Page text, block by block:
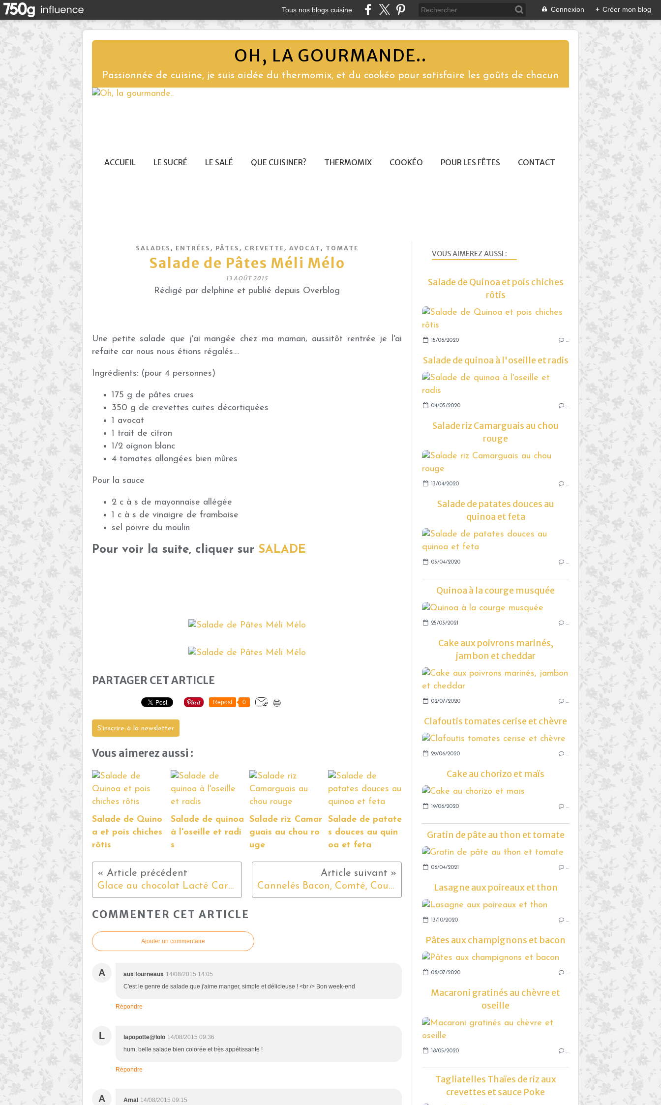
Tous nos blogs cuisine Connexion + Créer mon blog
OH, LA GOURMANDE..
Passionnée de cuisine, je suis aidée du thermomix, et du cookéo pour satisfaire les goûts de chacun
ACCUEIL LE SUCRÉ LE SALÉ QUE CUISINER? THERMOMIX COOKÉO POUR LES FÊTES CONTACT
SALADES , ENTRÉES , PÂTES , CREVETTE, AVOCAT , TOMATE
Salade de Pâtes Méli Mélo
13 AOÛT 2015
Rédigé par delphine et publié depuis Overblog
Une petite salade que j'ai mangée chez ma maman, aussitôt rentrée je l'ai
refaite car nous nous étions régalés....
Ingrédients: (pour 4 personnes)
175 g de pâtes crues
350 g de crevettes cuites décortiquées
1 avocat
1 trait de citron
1/2 oignon blanc
4 tomates allongées bien mûres
Pour la sauce
2 c à s de mayonnaise allégée
1 c à s de vinaigre de framboise
sel poivre du moulin
Pour voir la suite, cliquer sur SALADE
PARTAGER CET ARTICLE
Repost 0
S'inscrire à la newsletter
Vous aimerez aussi :
Salade de Quino
a et pois chiches
rôtis
Salade de quinoa
à l'oseille et radi
s
Salade riz Camar
guais au chou ro
uge
Salade de patate
s douces au quin
oa et feta
Glace au chocolat Lacté Caramel Cannelés Bacon, Comté, Courgettes
COMMENTER CET ARTICLE
Ajouter un commentaire
A aux fourneaux 14/08/2015 14:05
C'est le genre de salade que j'aime manger, simple et délicieuse ! <br /> Bon week-end
Répondre
L lapopotte@lolo 14/08/2015 09:36
hum, belle salade bien colorée et très appétissante !
Répondre
A Amal 14/08/2015 09:15
VOUS AIMEREZ AUSSI :
Salade de Quinoa et pois chiches
rôtis
15/06/2020 …
Salade de quinoa à l'oseille et radis
04/05/2020 …
Salade riz Camarguais au chou
rouge
13/04/2020 …
Salade de patates douces au
quinoa et feta
03/04/2020 …
Quinoa à la courge musquée
25/03/2021 …
Cake aux poivrons marinés,
jambon et cheddar
02/07/2020 …
Clafoutis tomates cerise et chèvre
29/06/2020 …
Cake au chorizo et maïs
19/06/2020 …
Gratin de pâte au thon et tomate
06/04/2021 …
Lasagne aux poireaux et thon
13/10/2020 …
Pâtes aux champignons et bacon
08/07/2020 …
Macaroni gratinés au chèvre et
oseille
18/05/2020 …
Tagliatelles Thaïes de riz aux
crevettes et sauce Poke